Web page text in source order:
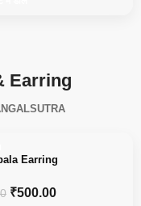
Earring
Earring
₹500.00